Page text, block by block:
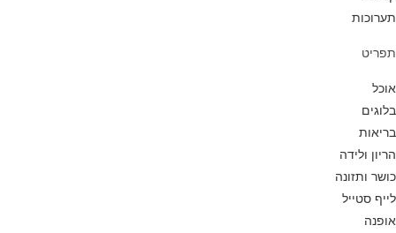
תערוכות
תפריט
אוכל
בלוגים
בריאות
הריון ולידה
כושר ותזונה
לייף סטייל
אופנה